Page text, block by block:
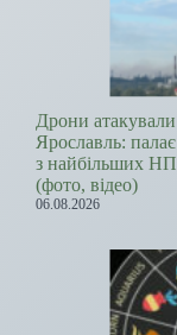
Дрони атакували
Ярославль:
з найбільших
(фото, відео)
06.08.2026